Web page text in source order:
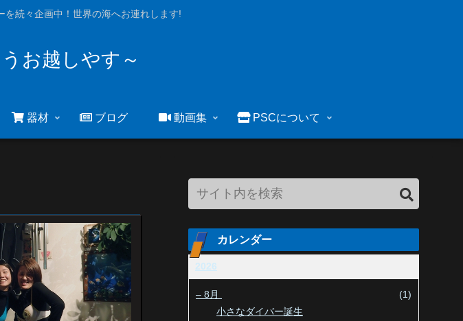
続々企画中！世界の海へお連れします!
お越しやす～
器材 ブログ 動画集 PSCについて
カレンダー
2026
– 8月
(1)
小さなダイバー誕生